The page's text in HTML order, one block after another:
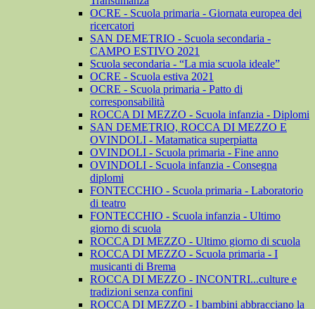
OCRE - Scuola primaria - Giornata europea dei
ricercatori
SAN DEMETRIO - Scuola secondaria -
CAMPO ESTIVO 2021
Scuola secondaria - “La mia scuola ideale”
OCRE - Scuola estiva 2021
OCRE - Scuola primaria - Patto di
corresponsabilità
ROCCA DI MEZZO - Scuola infanzia - Diplomi
SAN DEMETRIO, ROCCA DI MEZZO E
OVINDOLI - Matamatica superpiatta
OVINDOLI - Scuola primaria - Fine anno
OVINDOLI - Scuola infanzia - Consegna
diplomi
FONTECCHIO - Scuola primaria - Laboratorio
di teatro
FONTECCHIO - Scuola infanzia - Ultimo
giorno di scuola
ROCCA DI MEZZO - Ultimo giorno di scuola
ROCCA DI MEZZO - Scuola primaria - I
musicanti di Brema
ROCCA DI MEZZO - INCONTRI...culture e
tradizioni senza confini
ROCCA DI MEZZO - I bambini abbracciano la